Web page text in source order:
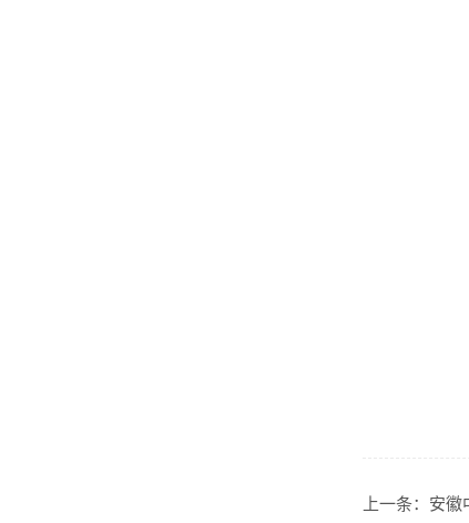
上一条： 安徽